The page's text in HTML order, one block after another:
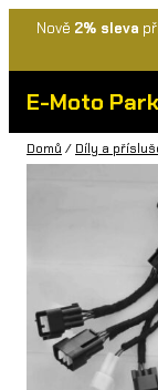
Nově 2% sleva
E-Moto Park
Domů / Díly a